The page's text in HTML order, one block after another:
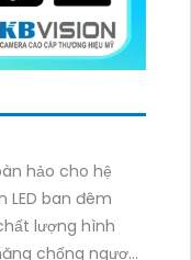
hảo cho hệ
LED ban đêm
lượng hình
chống ngược